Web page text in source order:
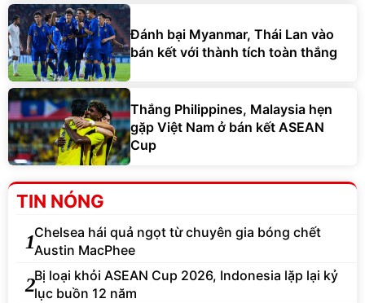
Đánh bại Myanmar, Thái Lan vào
bán kết với thành tích toàn thắng
Thắng Philippines, Malaysia hẹn
gặp Việt Nam ở bán kết ASEAN
Cup
TIN NÓNG
1Chelsea hái quả ngọt từ chuyên gia bóng chết
Austin MacPhee
2Bị loại khỏi ASEAN Cup 2026, Indonesia lặp lại kỷ
lục buồn 12 năm